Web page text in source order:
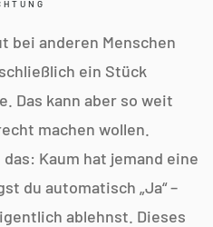
bei anderen Menschen
ein Stück
Das kann aber so weit
machen wollen.
Kaum hat jemand eine
du automatisch „Ja“ –
ablehnst. Dieses